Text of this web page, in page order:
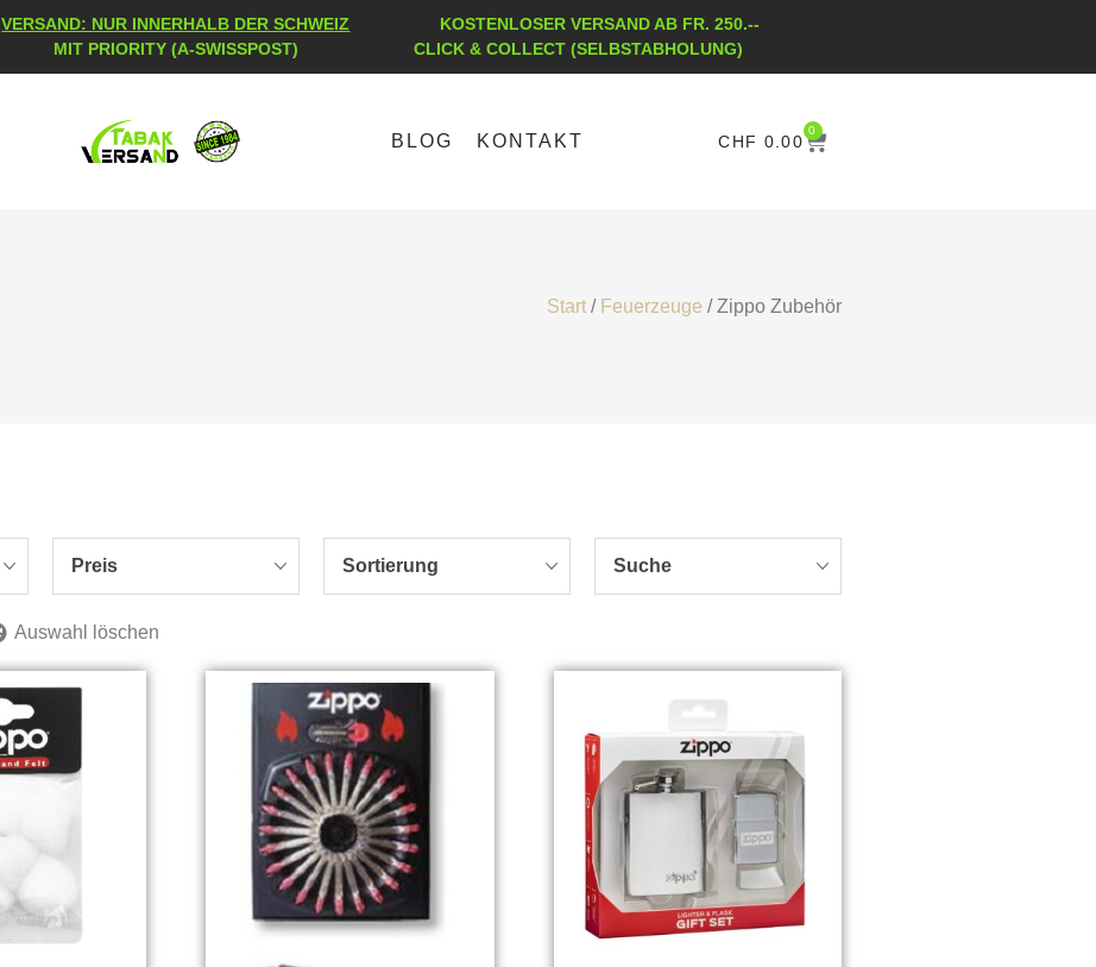
VERSAND: NUR INNERHALB DER SCHWEIZ
MIT PRIORITY (A-SWISSPOST)
KOSTENLOSER VERSAND AB FR. 250.--
CLICK & COLLECT (SELBSTABHOLUNG)
BLOG KONTAKT CHF 0.00
0
Start / Feuerzeuge / Zippo Zubehör
Preis Sortierung Suche
Auswahl löschen